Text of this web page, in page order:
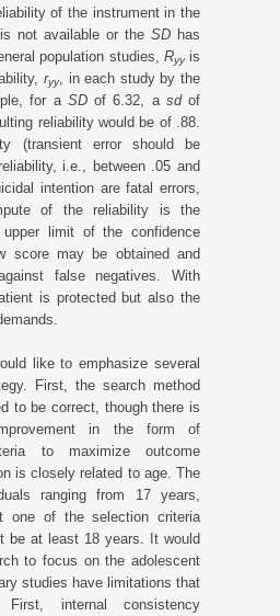
of the instrument in the
not available or the SD has
population studies, Ryyis
ryy, in each study by the
for a SDof 6.32, a sdof
reliability would be of .88.
(transient error should be
i.e., between .05 and
intention are fatal errors,
of the reliability is the
upper limit of the confidence
score may be obtained and
false negatives. With
is protected but also the
like to emphasize several
First, the search method
to be correct, though there is
in the form of
to maximize outcome
is closely related to age. The
ranging from 17 years,
one of the selection criteria
be at least 18 years. It would
to focus on the adolescent
studies have limitations that
internal consistency